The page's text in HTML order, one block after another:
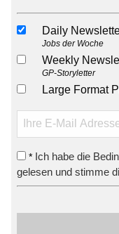
Daily
Jobs der Woche
Weekly
GP-Storyletter
Large Format
* Ich habe die
gelesen und stimme